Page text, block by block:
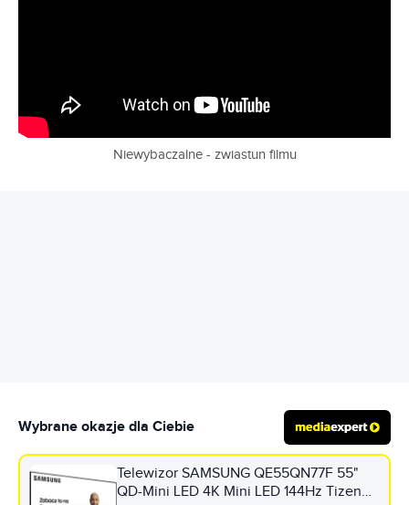
Niewybaczalne - zwiastun filmu
Wybrane okazje dla Ciebie
Telewizor SAMSUNG QE55QN77F 55"
QD-Mini LED 4K Mini LED 144Hz Tizen